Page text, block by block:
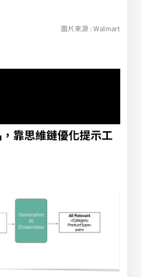
圖片來源 : Walmart
靠思維鏈優化提示工